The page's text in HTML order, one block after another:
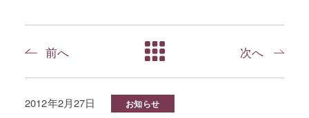
店舗のこと
前へ 次へ
2012年2月27日 お知らせ